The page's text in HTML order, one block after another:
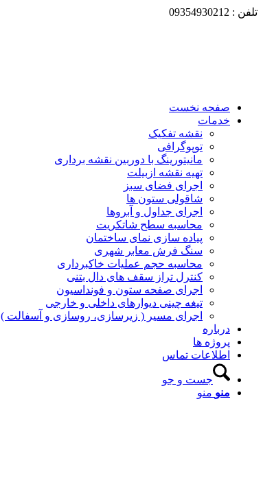
تلفن : 09354930212
صفحه نخست
خدمات
نقشه تفکیک
توپوگرافی
مانیتورینگ با دوربین نقشه برداری
تهیه نقشه ازبیلت
اجرای فضای سبز
شاقولی ستون ها
اجرای جداول و آبروها
محاسبه سطح شاتکریت
پیاده سازی نمای ساختمان
سنگ فرش معابر شهری
محاسبه حجم عملیات خاکبرداری
کنترل تراز سقف های دال بتنی
اجرای صفحه ستون و فونداسیون
تیغه چینی دیوارهای داخلی و خارجی
اجرای مسیر ( زیرسازی، روسازی و آسفالت )
درباره
پروژه ها
اطلاعات تماس
جست و جو
منو منو